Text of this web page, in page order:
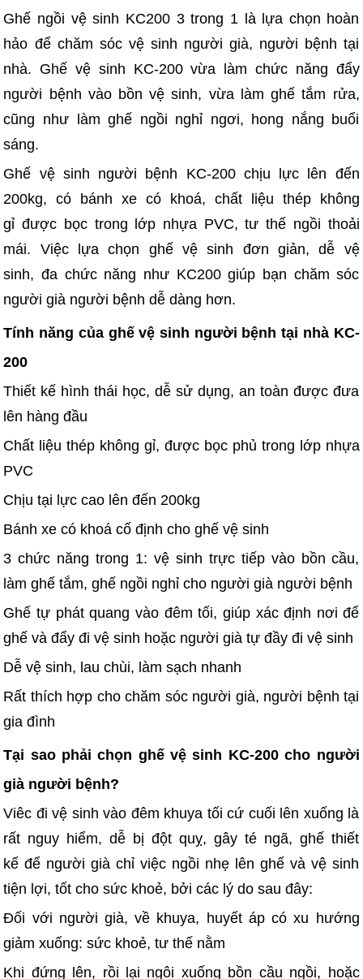
Ghế ngồi vệ sinh KC200 3 trong 1 là lựa chọn hoàn
hảo để chăm sóc vệ sinh người già, người bệnh tại
nhà. Ghế vệ sinh KC-200 vừa làm chức năng đẩy
người bệnh vào bồn vệ sinh, vừa làm ghế tắm rửa,
cũng như làm ghế ngồi nghỉ ngơi, hong nắng buổi
sáng.
Ghế vệ sinh người bệnh KC-200 chịu lực lên đến
200kg, có bánh xe có khoá, chất liệu thép không
gỉ được bọc trong lớp nhựa PVC, tư thế ngồi thoải
mái. Việc lựa chọn ghế vệ sinh đơn giản, dễ vệ
sinh, đa chức năng như KC200 giúp bạn chăm sóc
người già người bệnh dễ dàng hơn.
Tính năng của ghế vệ sinh người bệnh tại nhà KC-
200
Thiết kế hình thái học, dễ sử dụng, an toàn được đưa
lên hàng đầu
Chất liệu thép không gỉ, được bọc phủ trong lớp nhựa
PVC
Chịu tại lực cao lên đến 200kg
Bánh xe có khoá cố định cho ghế vệ sinh
3 chức năng trong 1: vệ sinh trực tiếp vào bồn cầu,
làm ghế tắm, ghế ngồi nghỉ cho người già người bệnh
Ghế tự phát quang vào đêm tối, giúp xác định nơi để
ghế và đẩy đi vệ sinh hoặc người già tự đầy đi vệ sinh
Dễ vệ sinh, lau chùi, làm sạch nhanh
Rất thích hợp cho chăm sóc người già, người bệnh tại
gia đình
Tại sao phải chọn ghế vệ sinh KC-200 cho người
già người bệnh?
Viêc đi vệ sinh vào đêm khuya tối cứ cuối lên xuống là
rất nguy hiểm, dễ bị đột quỵ, gây té ngã, ghế thiết
kế để người già chỉ việc ngồi nhẹ lên ghế và vệ sinh
tiện lợi, tốt cho sức khoẻ, bởi các lý do sau đây:
Đối với người già, về khuya, huyết áp có xu hướng
giảm xuống: sức khoẻ, tư thế nằm
Khi đứng lên, rồi lại ngôi xuống bồn cầu ngồi, hoặc